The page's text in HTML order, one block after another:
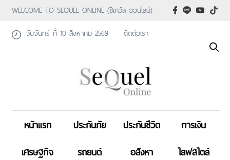
WELCOME TO SEQUEL ONLINE (ซีเคว้ล ออนไลน์)
วันจันทร์ ที่ 10 สิงหาคม 2569
ติดต่อเรา
หน้าแรก ประกันภัย ประกันชีวิต
การเงิน
เศรษฐกิจ
รถยนต์ อสังหา
ไลฟสไตล์